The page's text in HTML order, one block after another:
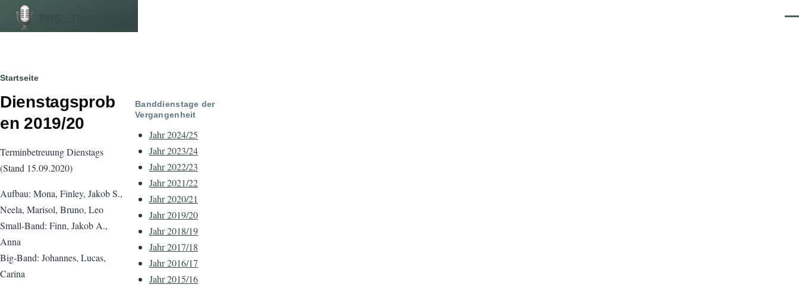
Direkt zum Inhalt
Pfadnavigation
Startseite
Dienstagsprob
en 2019/20
Terminbetreuung Dienstags
(Stand 15.09.2020)
Aufbau: Mona, Finley, Jakob S.,
Neela, Marisol, Bruno, Leo
Small-Band: Finn, Jakob A.,
Anna
Big-Band: Johannes, Lucas,
Carina
Banddienstage der
Vergangenheit
Jahr 2024/25
Jahr 2023/24
Jahr 2022/23
Jahr 2021/22
Jahr 2020/21
Jahr 2019/20
Jahr 2018/19
Jahr 2017/18
Jahr 2016/17
Jahr 2015/16